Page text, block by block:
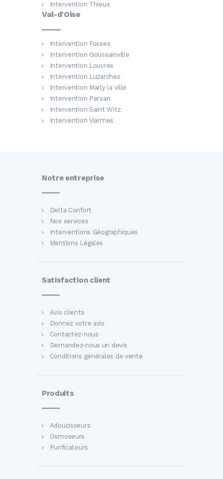
Intervention Thieux
Val-d'Oise
Intervention Fosses
Intervention Goussainville
Intervention Louvres
Intervention Luzarches
Intervention Marly la ville
Intervention Persan
Intervention Saint Witz
Intervention Viarmes
Notre entreprise
Delta Confort
Nos services
Interventions Géographiques
Mentions Légales
Satisfaction client
Avis clients
Donnez votre avis
Contactez-nous
Demandez-nous un devis
Conditions générales de vente
Produits
Adoucisseurs
Osmoseurs
Purificateurs